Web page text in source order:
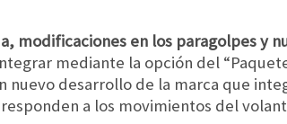
modificaciones en los paragolpes y
mediante la opción del
nuevo desarrollo de la marca que
a los movimientos del